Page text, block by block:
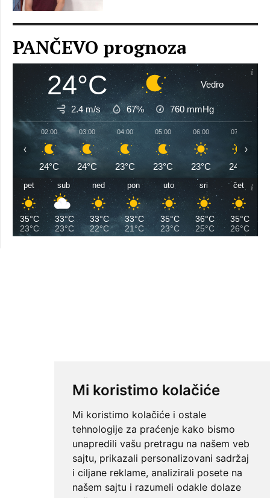
Mi koristimo kolačiće
Mi koristimo kolačiće i ostale
tehnologije za praćenje kako bismo
unapredili vašu pretragu na našem veb
sajtu, prikazali personalizovani sadržaj
i ciljane reklame, analizirali posete na
našem sajtu i razumeli odakle dolaze
PANČEVO prognoza
24°C Vedro
2.4 m/s 67% 760 mmHg
02:00
24°C
03:00
24°C
04:00
23°C
05:00
23°C
06:00
23°C
07:00
24°C
‹ ›
pet
35°C
23°C
sub
33°C
23°C
ned
33°C
22°C
pon
33°C
21°C
uto
35°C
23°C
sri
36°C
25°C
čet
35°C
26°C